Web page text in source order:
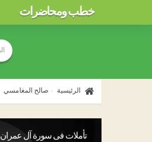
خطب ومحاضرات
الرئيسية صالح المغامسي
تأملات فى سورة آل عمران 1 تحميل Mp3